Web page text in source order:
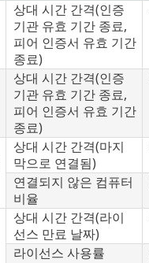
상대 시간 간격(인증
기관 유효 기간 종료,
피어 인증서 유효 기간
종료)
상대 시간 간격(인증
기관 유효 기간 종료,
피어 인증서 유효 기간
종료)
상대 시간 간격(마지
막으로 연결됨)
연결되지 않은 컴퓨터
비율
상대 시간 간격(라이
선스 만료 날짜)
라이선스 사용률